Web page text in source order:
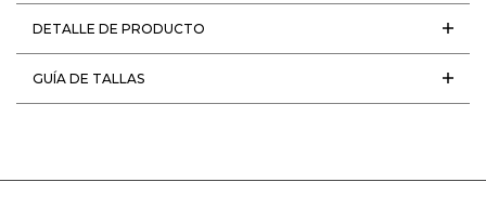
DETALLE DE PRODUCTO
GUÍA DE TALLAS